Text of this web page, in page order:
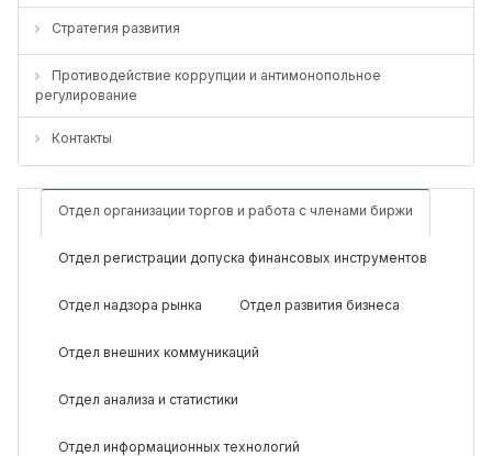
Стратегия развития
Противодействие коррупции и антимонопольное
регулирование
Контакты
Отдел организации торгов и работа с членами биржи
Отдел регистрации допуска финансовых инструментов
Отдел надзора рынка Отдел развития бизнеса
Отдел внешних коммуникаций
Отдел анализа и статистики
Отдел информационных технологий